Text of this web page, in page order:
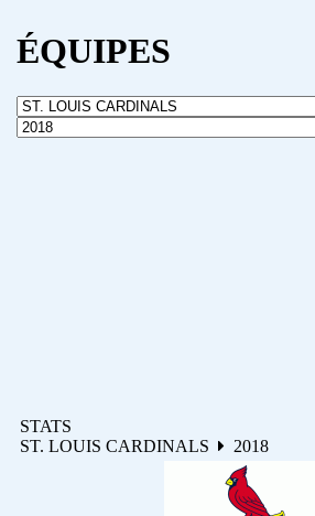
ÉQUIPES
STATS
ST. LOUIS CARDINALS
2018